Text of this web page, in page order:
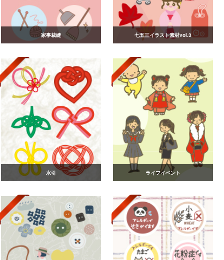
家事裁縫 七五三イラスト素材vol.3
水引 ライフイベント